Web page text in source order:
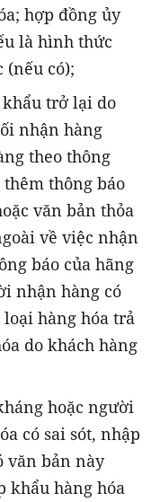
hợp đồng ủy
là hình thức
(nếu có);
trở lại do
nhận hàng
theo thông
thông báo
văn bản thỏa
về việc nhận
báo của hãng
nhận hàng có
hàng hóa trả
do khách hàng
hoặc người
có sai sót, nhập
văn bản này
khẩu hàng hóa